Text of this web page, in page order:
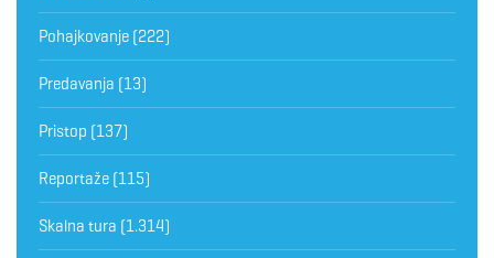
Pohajkovanje (222)
Predavanja (13)
Pristop (137)
Reportaže (115)
Skalna tura (1.314)